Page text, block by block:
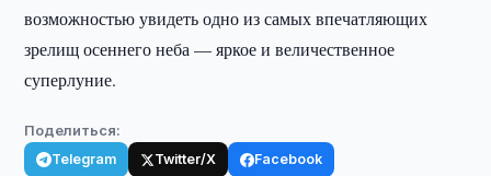
возможностью увидеть одно из самых впечатляющих
зрелищ осеннего неба — яркое и величественное
суперлуние.
Поделиться:
Telegram Twitter/X Facebook